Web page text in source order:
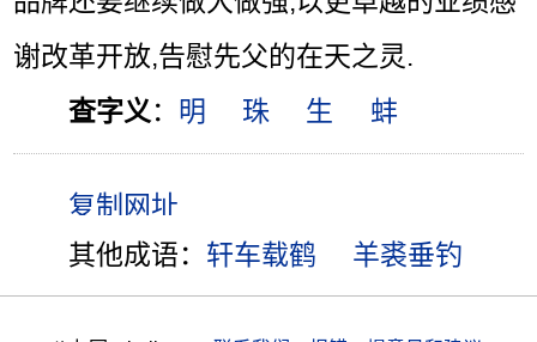
谢改革开放,告慰先父的在天之灵.
查字义 ： 明 珠 生 蚌
其他成语： 轩车载鹤 羊裘垂钓